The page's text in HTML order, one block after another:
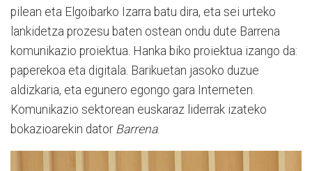
pilean eta Elgoibarko Izarra batu dira, eta sei urteko
lankidetza prozesu baten ostean ondu dute Barrena
komunikazio proiektua. Hanka biko proiektua izango da:
paperekoa eta digitala. Barikuetan jasoko duzue
aldizkaria, eta egunero egongo gara Interneten.
Komunikazio sektorean euskaraz liderrak izateko
bokazioarekin dator Barrena.